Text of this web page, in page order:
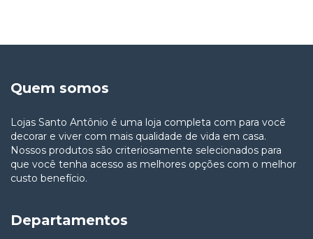
Quem somos
Lojas Santo Antônio é uma loja completa com para você
decorar e viver com mais qualidade de vida em casa.
Nossos produtos são criteriosamente selecionados para
que você tenha acesso as melhores opções com o melhor
custo benefício.
Departamentos